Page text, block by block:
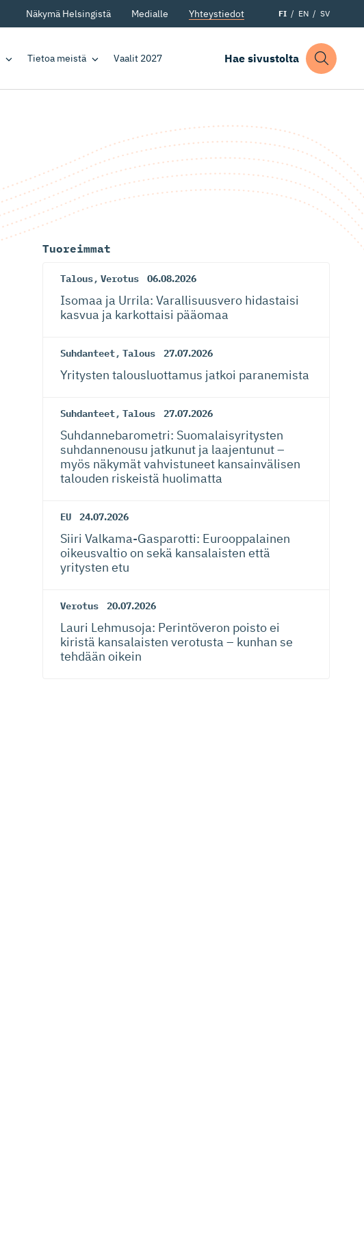
Näkymä Helsingistä Medialle Yhteystiedot FI EN SV
Tietoa meistä Vaalit 2027 Hae sivustolta
Tuoreimmat
Talous, Verotus 06.08.2026
Isomaa ja Urrila: Varallisuusvero hidastaisi
kasvua ja karkottaisi pääomaa
Suhdanteet, Talous 27.07.2026
Yritysten talousluottamus jatkoi paranemista
Suhdanteet, Talous 27.07.2026
Suhdanneba­ro­metri: Suomalaisy­ri­tysten
suhdannenousu jatkunut ja laajentunut –
myös näkymät vahvistuneet kansainvälisen
talouden riskeistä huolimatta
EU 24.07.2026
Siiri Valkama-Gas­pa­rotti: Eurooppalainen
oikeusvaltio on sekä kansalaisten että
yritysten etu
Verotus 20.07.2026
Lauri Lehmusoja: Perintöveron poisto ei
kiristä kansalaisten verotusta – kunhan se
tehdään oikein